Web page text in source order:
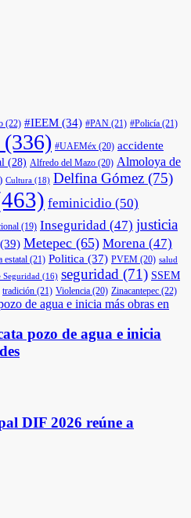
(22) #IEEM (34) #PAN (21) #Policía (21)
(336) #UAEMéx (20) accidente
(28) Alfredo del Mazo (20) Almoloya de
Cultura (18) Delfina Gómez (75)
feminicidio (50)
(19) Inseguridad (47) justicia
(39) Metepec (65) Morena (47)
estatal (21) Politica (37) PVEM (20) salud
Seguridad (16) seguridad (71) SSEM
tradición (21) Violencia (20) Zinacantepec (22)
pozo de agua e inicia
DIF 2026 reúne a